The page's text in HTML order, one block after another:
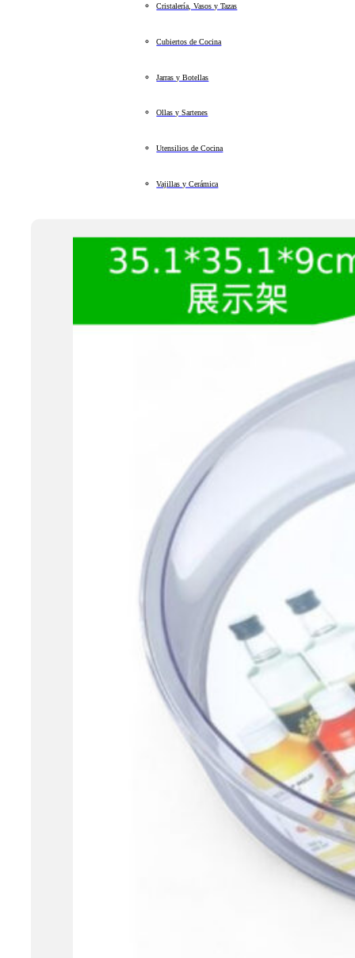
Cristalería, Vasos y Tazas
Cubiertos de Cocina
Jarras y Botellas
Ollas y Sartenes
Utensilios de Cocina
Vajillas y Cerámica